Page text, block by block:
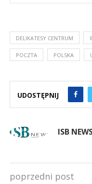
DELIKATESY CENTRUM
POCZTA POLSKA
UDOSTĘPNIJ
ISB
poprzedni post